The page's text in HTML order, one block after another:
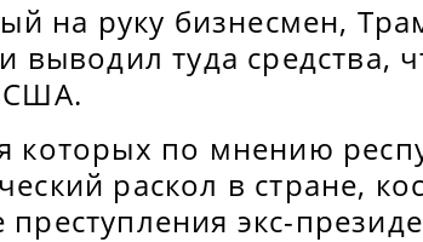
на руку бизнесмен,
выводил туда средства,
США.
которых по мнению
раскол в стране,
экс-